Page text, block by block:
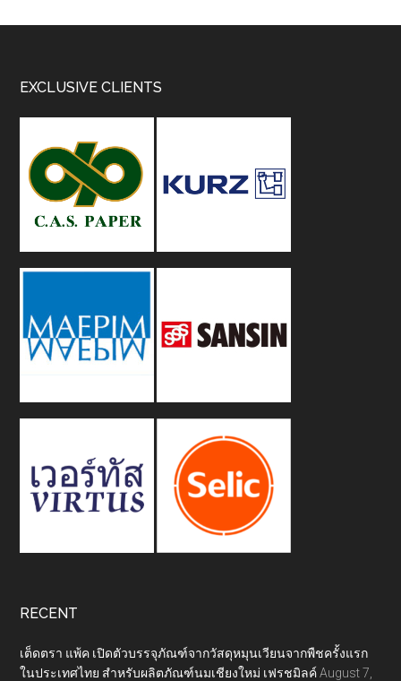
Footer
EXCLUSIVE CLIENTS
RECENT
เต็ดตรา แพ้ค เปิดตัวบรรจุภัณฑ์จากวัสดุหมุนเวียนจากพืชครั้งแรก
ในประเทศไทย สำหรับผลิตภัณฑ์นมเชียงใหม่ เฟรชมิลค์ August 7,